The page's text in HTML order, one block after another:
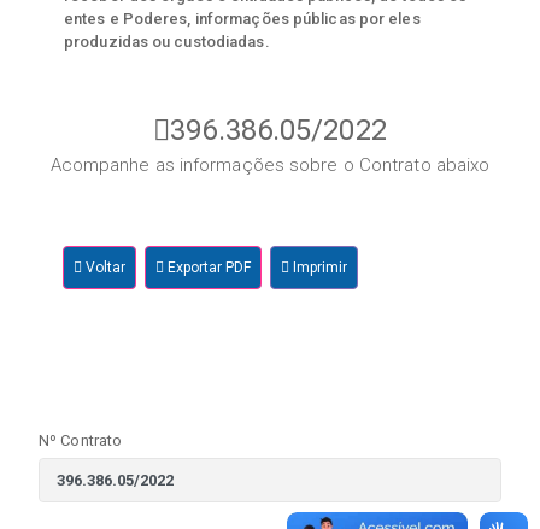
entes e Poderes, informações públicas por eles
produzidas ou custodiadas.
396.386.05/2022
Acompanhe as informações sobre o Contrato abaixo
Voltar Exportar PDF Imprimir
Nº Contrato